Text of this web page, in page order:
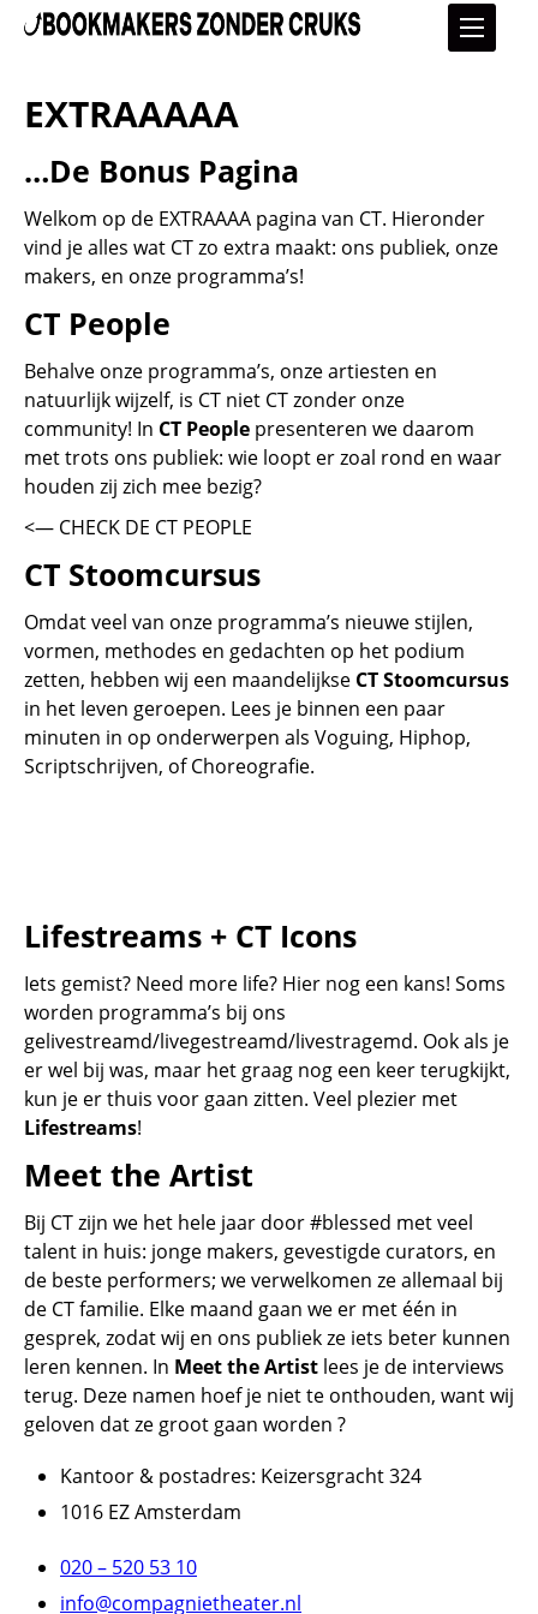
EXTRAAAAA
…De Bonus Pagina
Welkom op de EXTRAAAA pagina van CT. Hieronder
vind je alles wat CT zo extra maakt: ons publiek, onze
makers, en onze programma’s!
CT People
Behalve onze programma’s, onze artiesten en
natuurlijk wijzelf, is CT niet CT zonder onze
community! In CT People presenteren we daarom
met trots ons publiek: wie loopt er zoal rond en waar
houden zij zich mee bezig?
<— CHECK DE CT PEOPLE
CT Stoomcursus
Omdat veel van onze programma’s nieuwe stijlen,
vormen, methodes en gedachten op het podium
zetten, hebben wij een maandelijkse CT Stoomcursus
in het leven geroepen. Lees je binnen een paar
minuten in op onderwerpen als Voguing, Hiphop,
Scriptschrijven, of Choreografie.
Lifestreams + CT Icons
Iets gemist? Need more life? Hier nog een kans! Soms
worden programma’s bij ons
gelivestreamd/livegestreamd/livestragemd. Ook als je
er wel bij was, maar het graag nog een keer terugkijkt,
kun je er thuis voor gaan zitten. Veel plezier met
Lifestreams!
Meet the Artist
Bij CT zijn we het hele jaar door #blessed met veel
talent in huis: jonge makers, gevestigde curators, en
de beste performers; we verwelkomen ze allemaal bij
de CT familie. Elke maand gaan we er met één in
gesprek, zodat wij en ons publiek ze iets beter kunnen
leren kennen. In Meet the Artist lees je de interviews
terug. Deze namen hoef je niet te onthouden, want wij
geloven dat ze groot gaan worden ?
Kantoor & postadres: Keizersgracht 324
1016 EZ Amsterdam
020 – 520 53 10
info@compagnietheater.nl